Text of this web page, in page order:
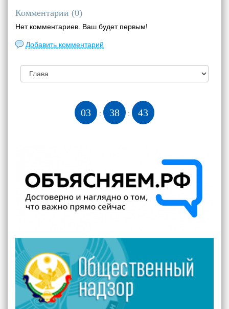
Комментарии (0)
Нет комментариев. Ваш будет первым!
Добавить комментарий
03 : 38 : 44